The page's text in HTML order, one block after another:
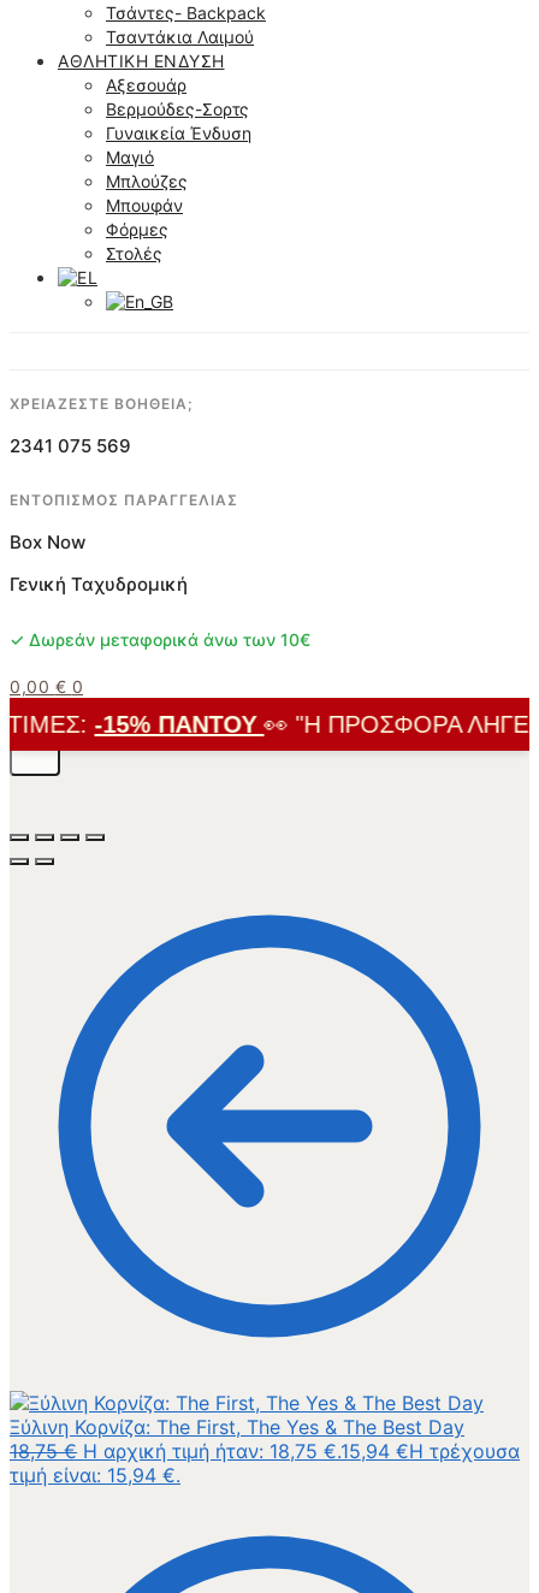
Τσάντες- Backpack
Τσαντάκια Λαιμού
ΑΘΛΗΤΙΚΉ ΈΝΔΥΣΗ
Αξεσουάρ
Βερμούδες-Σορτς
Γυναικεία Ένδυση
Μαγιό
Μπλούζες
Μπουφάν
Φόρμες
Στολές
ΧΡΕΙΑΖΕΣΤΕ ΒΟΗΘΕΙΑ;
2341 075 569
ΕΝΤΟΠΙΣΜΟΣ ΠΑΡΑΓΓΕΛΙΑΣ
Box Now
Γενική Ταχυδρομική
✓ Δωρεάν μεταφορικά άνω των 10€
0,00 € 0
-15% ΠΑΝΤΟΎ👀 "Η ΠΡΟΣΦΟΡΆ ΛΉΓΕΙ
Ξύλινη Κορνίζα: The First, The Yes & The Best Day
18,75€ Η αρχική τιμή ήταν: 18,75 €.15,94 €Η τρέχουσα
τιμή είναι: 15,94 €.